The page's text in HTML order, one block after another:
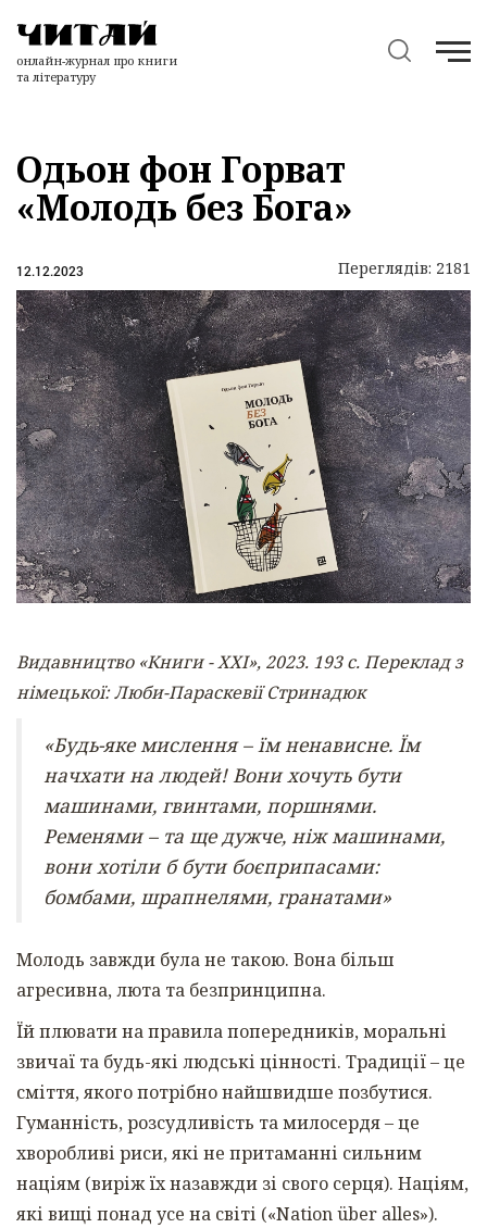
онлайн-журнал про книги
та літературу
Одьон фон Горват
«Молодь без Бога»
12.12.2023 Переглядів: 2181
Видавництво «Книги - ХХІ», 2023. 193 с. Переклад з
німецької: Люби-Параскевії Стринадюк
«Будь-яке мислення – їм ненависне. Їм
начхати на людей! Вони хочуть бути
машинами, гвинтами, поршнями.
Ременями – та ще дужче, ніж машинами,
вони хотіли б бути боєприпасами:
бомбами, шрапнелями, гранатами»
Молодь завжди була не такою. Вона більш
агресивна, люта та безпринципна.
Їй плювати на правила попередників, моральні
звичаї та будь-які людські цінності. Традиції – це
сміття, якого потрібно найшвидше позбутися.
Гуманність, розсудливість та милосердя – це
хворобливі риси, які не притаманні сильним
націям (виріж їх назавжди зі свого серця). Націям,
які вищі понад усе на світі («Nation über alles»).